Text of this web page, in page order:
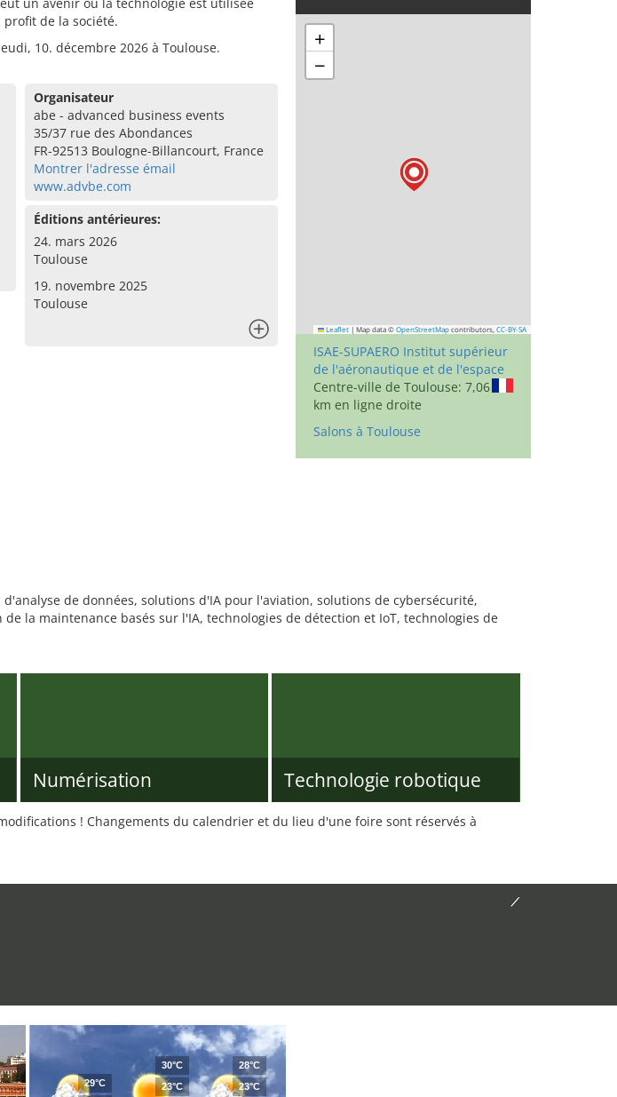
de la société.
10. décembre 2026 à Toulouse.
Organisateur
abe - advanced business events
35/37 rue des Abondances
FR-92513 Boulogne-Billancourt, France
Montrer l'adresse émail
www.advbe.com
Éditions antérieures:
24. mars 2026
Toulouse
19. novembre 2025
Toulouse
+
−
Leaflet | Map data © OpenStreetMap contributors, CC-BY-SA
ISAE-SUPAERO Institut supérieur
de l'aéronautique et de l'espace
Centre-ville de Toulouse: 7,06
km en ligne droite
Salons à Toulouse
de données, solutions d'IA pour l'aviation, solutions de cybersécurité,
la maintenance basés sur l'IA, technologies de détection et IoT, technologies de
Numérisation Technologie robotique
! Changements du calendrier et du lieu d'une foire sont réservés à
29°C
30°C
23°C
28°C
23°C